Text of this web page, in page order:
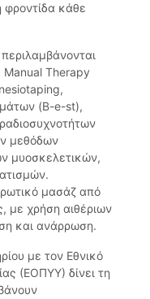
φροντίδα κάθε
Therapy
(B-e-st),
μεθόδων
μυοσκελετικών,
μασάζ από
με χρήση αιθέριων
και ανάρρωση.
με τον Εθνικό
(ΕΟΠΥΥ) δίνει τη